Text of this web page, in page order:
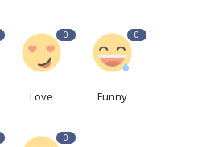
0
Love
0
Funny
0